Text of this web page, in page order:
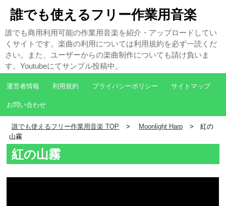
誰でも使えるフリー作業用音楽
誰でも商用利用可能の作業用音楽を紹介・アップロードしてい
くサイトです。楽曲の利用については利用規約を必ず一読くだ
さい。また、ユーザーからの楽曲制作についても請け負いま
す。Youtubeにてサンプル投稿中。
運営者情報 利用規約 プライバシーポリシー サイトマップ
お問い合わせ
誰でも使えるフリー作業用音楽 TOP Moonlight Harp
紅の
山霧
紅の山霧